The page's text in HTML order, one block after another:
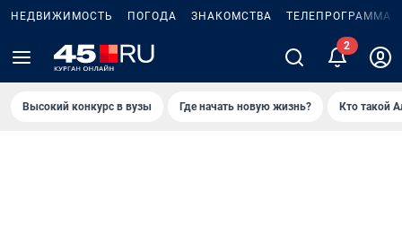
НЕДВИЖИМОСТЬ ПОГОДА ЗНАКОМСТВА ТЕЛЕПРОГРАММА
Высокий конкурс в вузы Где начать новую жизнь? Кто такой